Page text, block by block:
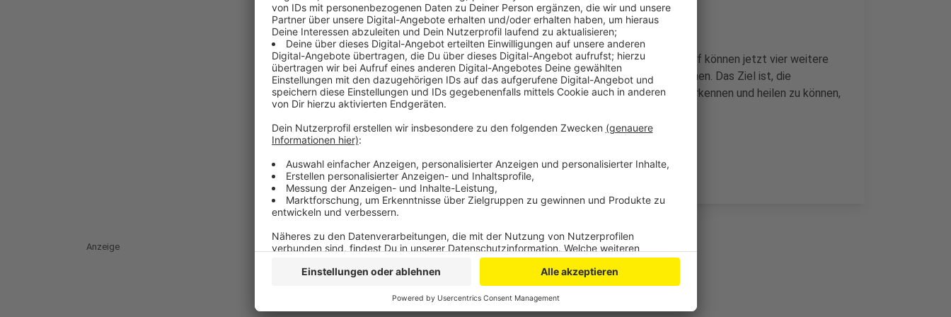
Anzeige
Fast 200 Forschende aus Bonn, aber auch aus Köln und Düsseldorf können jetzt vier weitere
Jahre Ursachen und mögliche Behandlungsmöglichkeiten erforschen. Das Ziel ist, die
Erkrankungen und Verletzungen an Klappen und Adern schneller erkennen und heilen zu können,
ohne sie durch Transplantationen tauschen zu müssen.
Anzeige